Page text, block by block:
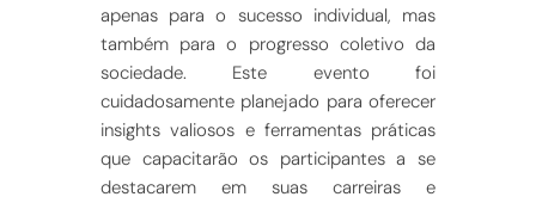
apenas para o sucesso individual, mas
também para o progresso coletivo da
sociedade. Este evento foi
cuidadosamente planejado para oferecer
insights valiosos e ferramentas práticas
que capacitarão os participantes a se
destacarem em suas carreiras e